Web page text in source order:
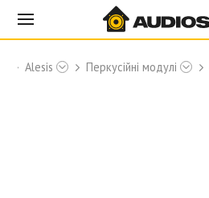
Alesis Перкусійні модулі